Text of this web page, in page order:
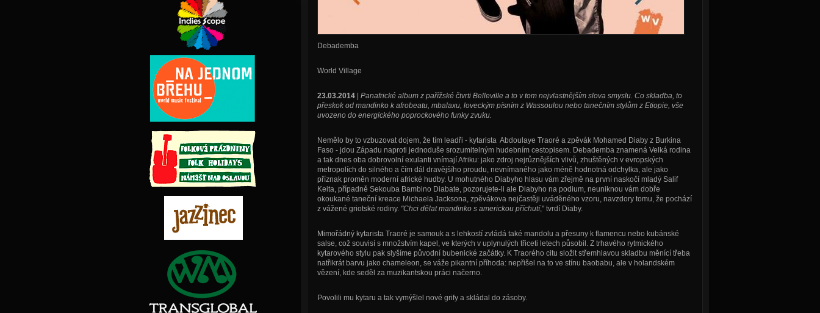
Debademba
World Village
23.03.2014| Panafrické album z pařížské čtvrti Belleville a to v tom nejvlastnějším slova smyslu. Co skladba, to
přeskok od mandinko k afrobeatu, mbalaxu, loveckým písním z Wassoulou nebo tanečním stylům z Etiopie, vše
uvozeno do energického poprockového funky zvuku.
Nemělo by to vzbuzovat dojem, že tím leadři - kytarista Abdoulaye Traoré a zpěvák Mohamed Diaby z Burkina
Faso - jdou Západu naproti jednoduše srozumitelným hudebním cestopisem. Debademba znamená Velká rodina
a tak dnes oba dobrovolní exulanti vnímají Afriku: jako zdroj nejrůznějších vlivů, zhuštěných v evropských
metropolích do silného a čím dál dravějšího proudu, nevnímaného jako méně hodnotná odchylka, ale jako
příznak proměn moderní africké hudby. U mohutného Diabyho hlasu vám zřejmě na první naskočí mladý Salif
Keita, případně Sekouba Bambino Diabate, pozorujete-li ale Diabyho na podium, neuniknou vám dobře
okoukané taneční kreace Michaela Jacksona, zpěvákova nejčastěji uváděného vzoru, navzdory tomu, že pochází
z vážené griotské rodiny. "Chci dělat mandinko s americkou příchutí," tvrdí Diaby.
Mimořádný kytarista Traoré je samouk a s lehkostí zvládá také mandolu a přesuny k flamencu nebo kubánské
salse, což souvisí s množstvím kapel, ve kterých v uplynulých třiceti letech působil. Z trhavého rytmického
kytarového stylu pak slyšíme původní bubenické začátky. K Traorého citu složit střemhlavou skladbu měnící třeba
natřikrát barvu jako chameleon, se váže pikantní příhoda: nepřišel na to ve stínu baobabu, ale v holandském
vězení, kde seděl za muzikantskou práci načerno.
Povolili mu kytaru a tak vymýšlel nové grify a skládal do zásoby.